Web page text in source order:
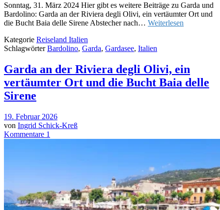
Sonntag, 31. März 2024 Hier gibt es weitere Beiträge zu Garda und
Bardolino: Garda an der Riviera degli Olivi, ein vertäumter Ort und
die Bucht Baia delle Sirene Abstecher nach… Weiterlesen
Kategorie Reiseland Italien
SchlagwörterBardolino, Garda, Gardasee, Italien
Garda an der Riviera degli Olivi, ein
vertäumter Ort und die Bucht Baia delle
Sirene
19. Februar 2026
von Ingrid Schick-Kreß
Kommentare 1